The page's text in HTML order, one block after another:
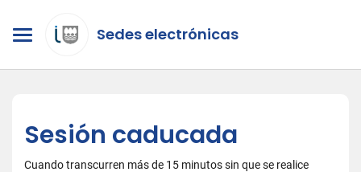
Sedes electrónicas
Sesión caducada
Cuando transcurren más de 15 minutos sin que se realice